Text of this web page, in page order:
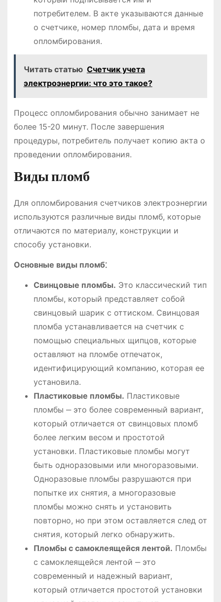
потребителем. В акте указываются данные
о счетчике, номер пломбы, дата и время
опломбирования.
Читать статью Счетчик учета
электроэнергии: что это такое?
Процесс опломбирования обычно занимает не
более 15-20 минут. После завершения
процедуры, потребитель получает копию акта о
проведении опломбирования.
Виды пломб
Для опломбирования счетчиков электроэнергии
используются различные виды пломб, которые
отличаются по материалу, конструкции и
способу установки.
Основные виды пломб⁚
Свинцовые пломбы. Это классический тип
пломбы, который представляет собой
свинцовый шарик с оттиском. Свинцовая
пломба устанавливается на счетчик с
помощью специальных щипцов, которые
оставляют на пломбе отпечаток,
идентифицирующий компанию, которая ее
установила.
Пластиковые пломбы. Пластиковые
пломбы ‒ это более современный вариант,
который отличается от свинцовых пломб
более легким весом и простотой
установки. Пластиковые пломбы могут
быть одноразовыми или многоразовыми.
Одноразовые пломбы разрушаются при
попытке их снятия, а многоразовые
пломбы можно снять и установить
повторно, но при этом оставляется след от
снятия, который легко обнаружить.
Пломбы с самоклеящейся лентой. Пломбы
с самоклеящейся лентой ‒ это
современный и надежный вариант,
который отличается простотой установки